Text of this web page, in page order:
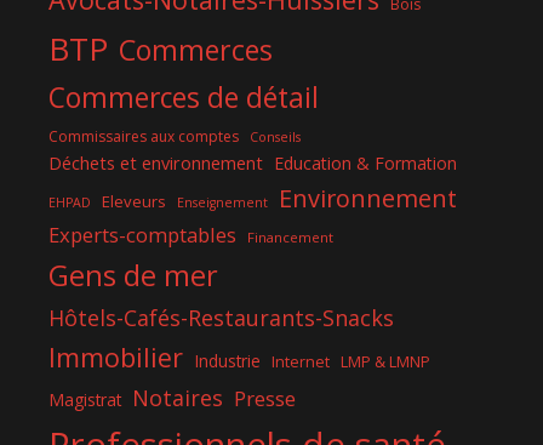
BTP Commerces
Commerces de détail
Commissaires aux comptes Conseils
Déchets et environnement Education & Formation
EHPAD Eleveurs Enseignement Environnement
Experts-comptables Financement
Gens de mer
Hôtels-Cafés-Restaurants-Snacks
Immobilier Industrie Internet LMP & LMNP
Magistrat Notaires Presse